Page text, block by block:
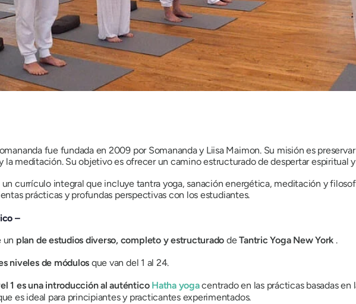
fue fundada en 2009 por Somananda y Liisa Maimon. Su misión es
la meditación. Su objetivo es ofrecer un camino estructurado de despertar espiritual
currículo integral que incluye tantra yoga, sanación energética, meditación y
prácticas y profundas perspectivas con los estudiantes.
–
un plan de estudios diverso, completo y estructurado deTantric Yoga New York .
niveles de módulos que van del 1 al 24.
1 es una introducción al auténtico Hatha yogacentrado en las prácticas basadas en
es ideal para principiantes y practicantes experimentados.